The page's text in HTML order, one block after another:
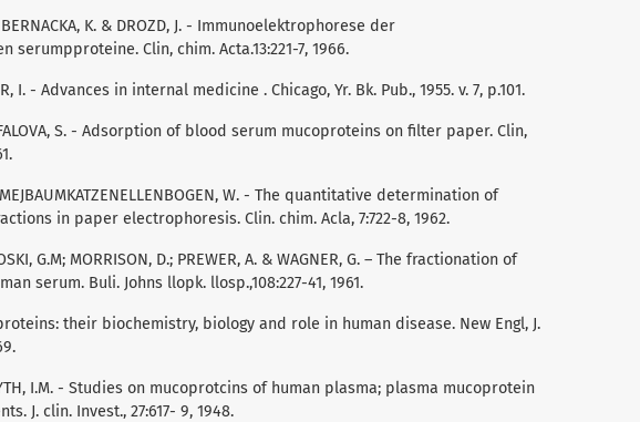
BERNACKA, K. & DROZD, J. - Immunoelektrophorese der
serumpproteine. Clin, chim. Acta.13:221-7, 1966.
I. - Advances in internal medicine . Chicago, Yr. Bk. Pub., 1955. v. 7, p.101.
S. - Adsorption of blood serum mucoproteins on filter paper. Clin,
MEJBAUMKATZENELLENBOGEN, W. - The quantitative determination of
in paper electrophoresis. Clin. chim. Acla, 7:722-8, 1962.
G.M; MORRISON, D.; PREWER, A. & WAGNER, G. – The fractionation of
serum. Buli. Johns llopk. llosp.,108:227-41, 1961.
their biochemistry, biology and role in human disease. New Engl, J.
I.M. - Studies on mucoprotcins of human plasma; plasma mucoprotein
J. clin. Invest., 27:617- 9, 1948.